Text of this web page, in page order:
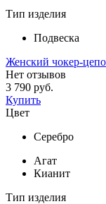
Тип изделия
Подвеска
Женский чокер-
Нет отзывов
3 790 руб.
Купить
Цвет
Серебро
Агат
Кианит
Тип изделия